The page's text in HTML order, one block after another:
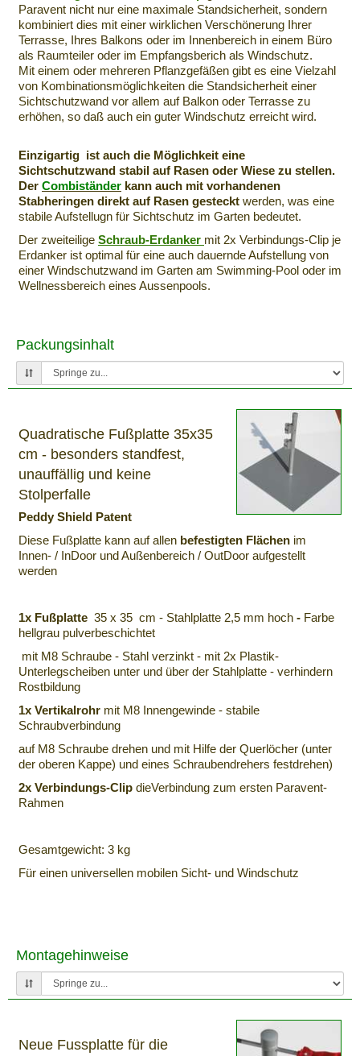
Paravent nicht nur eine maximale Standsicherheit, sondern
kombiniert dies mit einer wirklichen Verschönerung Ihrer
Terrasse, Ihres Balkons oder im Innenbereich in einem Büro
als Raumteiler oder im Empfangsberich als Windschutz.
Mit einem oder mehreren Pflanzgefäßen gibt es eine Vielzahl
von Kombinationsmöglichkeiten die Standsicherheit einer
Sichtschutzwand vor allem auf Balkon oder Terrasse zu
erhöhen, so daß auch ein guter Windschutz erreicht wird.
Einzigartig ist auch die Möglichkeit eine
Sichtschutzwand stabil auf Rasen oder Wiese zu stellen.
Der Combiständer kann auch mit vorhandenen
Stabheringen direkt auf Rasen gesteckt werden, was eine
stabile Aufstellugn für Sichtschutz im Garten bedeutet.
Der zweiteilige Schraub-Erdanker mit 2x Verbindungs-Clip je
Erdanker ist optimal für eine auch dauernde Aufstellung von
einer Windschutzwand im Garten am Swimming-Pool oder im
Wellnessbereich eines Aussenpools.
Packungsinhalt
Quadratische Fußplatte 35x35
cm - besonders standfest,
unauffällig und keine
Stolperfalle
Peddy Shield Patent
Diese Fußplatte kann auf allen befestigten Flächen im
Innen- / InDoor und Außenbereich / OutDoor aufgestellt
werden
1x Fußplatte 35 x 35 cm - Stahlplatte 2,5 mm hoch - Farbe
hellgrau pulverbeschichtet
mit M8 Schraube - Stahl verzinkt - mit 2x Plastik-
Unterlegscheiben unter und über der Stahlplatte - verhindern
Rostbildung
1x Vertikalrohr mit M8 Innengewinde - stabile
Schraubverbindung
auf M8 Schraube drehen und mit Hilfe der Querlöcher (unter
der oberen Kappe) und eines Schraubendrehers festdrehen)
2x Verbindungs-Clip dieVerbindung zum ersten Paravent-
Rahmen
Gesamtgewicht: 3 kg
Für einen universellen mobilen Sicht- und Windschutz
Montagehinweise
Neue Fussplatte für die